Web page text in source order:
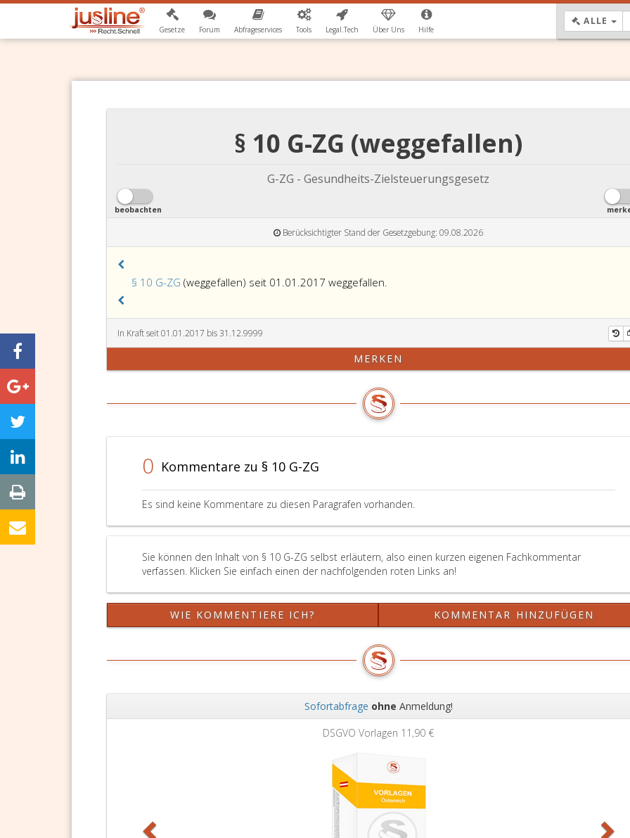
Gesetze Forum Abfrageservices Tools Legal.Tech Über Uns Hilfe
ALLE
§ 10 G-ZG (weggefallen)
G-ZG - Gesundheits-Zielsteuerungsgesetz
beobachten
Berücksichtigter Stand der Gesetzgebung: 09.08.2026
§ 10 G-ZG (weggefallen) seit 01.01.2017 weggefallen.
In Kraft seit 01.01.2017 bis 31.12.9999
MERKEN
0 Kommentare zu § 10 G-ZG
Es sind keine Kommentare zu diesen Paragrafen vorhanden.
Sie können den Inhalt von § 10 G-ZG selbst erläutern, also einen kurzen eigenen Fachkommentar
verfassen. Klicken Sie einfach einen der nachfolgenden roten Links an!
WIE KOMMENTIERE ICH? KOMMENTAR HINZUFÜGEN
Sofortabfrage ohne Anmeldung!
DSGVO Vorlagen 11,90 €